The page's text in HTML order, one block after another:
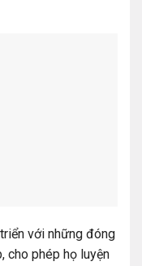
với những đóng
cho phép họ luyện